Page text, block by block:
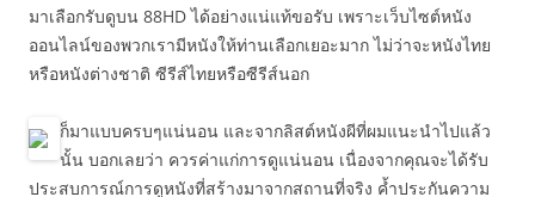
มาเลือกรับดูบน 88HD ได้อย่างแน่แท้ขอรับ เพราะเว็บไซต์หนัง
ออนไลน์ของพวกเรามีหนังให้ท่านเลือกเยอะมาก ไม่ว่าจะหนังไทย
หรือหนังต่างชาติ ซีรีส์ไทยหรือซีรีส์นอก
ก็มาแบบครบๆแน่นอน และจากลิสต์หนังผีที่ผมแนะนำไปแล้ว
นั้น บอกเลยว่า ควรค่าแก่การดูแน่นอน เนื่องจากคุณจะได้รับ
ประสบการณ์การดูหนังที่สร้างมาจากสถานที่จริง ค้ำประกันความ